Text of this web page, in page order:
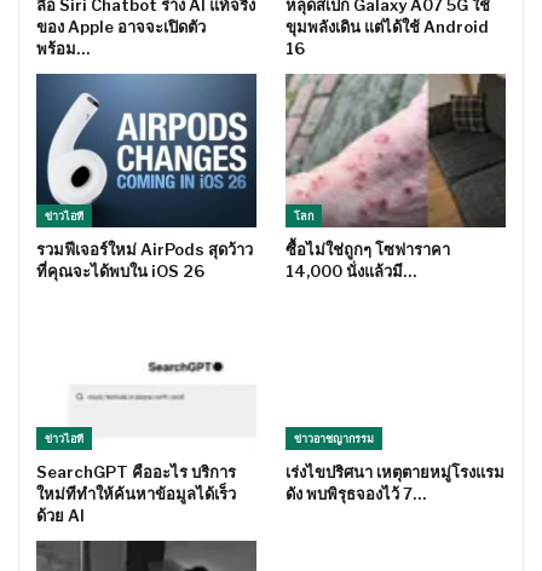
ลือ Siri Chatbot ร่าง AI แท้จริง
ของ Apple อาจจะเปิดตัว
พร้อม…
หลุดสเปก Galaxy A07 5G ใช้
ขุมพลังเดิน แต่ได้ใช้ Android
16
ข่าวไอที
รวมฟีเจอร์ใหม่ AirPods สุดว้าว
ที่คุณจะได้พบใน iOS 26
โลก
ซื้อไม่ใช่ถูกๆ โซฟาราคา
14,000 นั่งแล้วมี…
ข่าวไอที
SearchGPT คืออะไร บริการ
ใหม่ทีทำให้ค้นหาข้อมูลได้เร็ว
ด้วย AI
ข่าวอาชญากรรม
เร่งไขปริศนา เหตุตายหมู่โรงแรม
ดัง พบพิรุธจองไว้ 7…